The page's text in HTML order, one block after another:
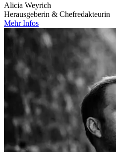
Alicia Weyrich
Herausgeberin & Chefredakteurin
Mehr Infos